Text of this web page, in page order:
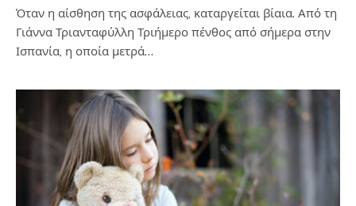
Όταν η αίσθηση της ασφάλειας, καταργείται βίαια. Από τη
Γιάννα Τριανταφύλλη Τριήμερο πένθος από σήμερα στην
Ισπανία, η οποία μετρά…